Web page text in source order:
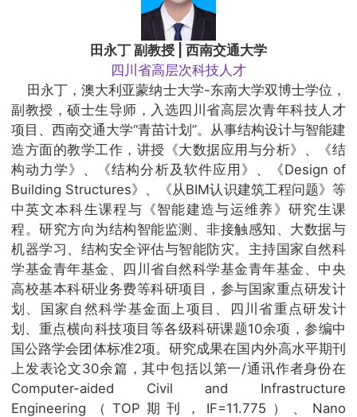
田永丁 副教授 | 西南交通大学
四川省高层次科技人才
田永丁，澳大利亚蒙纳士大学-东南大学双博士学位，
副教授，硕士生导师，入选四川省高层次青年科技人才
项目、西南交通大学“青苗计划”。从事结构设计与智能建
造方面的教学工作，讲授《大数据应用与分析》、《结
构动力学》、《结构分析及软件应用》、《Design of
Building Structures》、《从BIM认识建筑工程问题》等
中英文本科生课程与《智能建造与运维养》研究生课
程。研究方向为结构智能监测、非接触感知、大数据与
机器学习、结构安全评估与智能防灾。主持国家自然科
学基金青年基金、四川省自然科学基金青年基金、中央
高校基本科研业务费等科研项目，参与国家重点研发计
划、国家自然科学基金面上项目、四川省重点研发计
划、重点横向科技项目等各级科研课题10余项，参编中
国公路学会团体标准2项。研究成果在国内外高水平期刊
上发表论文30余篇，其中包括以第一/通讯作者身份在
Computer-aided Civil and Infrastructure
Engineering（TOP期刊，IF=11.775）、Nano